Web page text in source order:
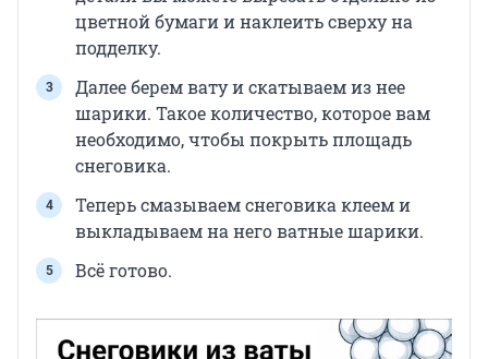
цветной бумаги и наклеить сверху на
подделку.
Далее берем вату и скатываем из нее
шарики. Такое количество, которое вам
необходимо, чтобы покрыть площадь
снеговика.
Теперь смазываем снеговика клеем и
выкладываем на него ватные шарики.
Всё готово.